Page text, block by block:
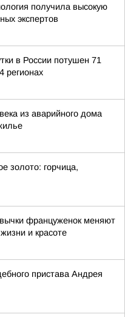
получила высокую
экспертов
в России потушен 71
регионах
из аварийного дома
золото: горчица,
француженок меняют
и красоте
пристава Андрея